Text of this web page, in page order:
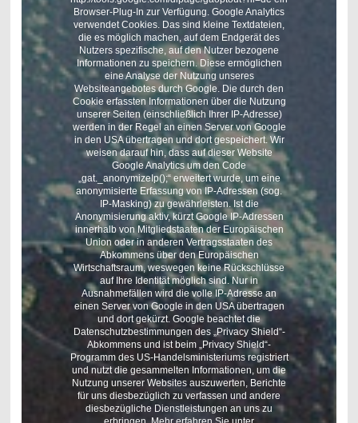
Browser-Plug-In zur Verfügung. Google Analytics
verwendet Cookies. Das sind kleine Textdateien,
die es möglich machen, auf dem Endgerät des
Nutzers spezifische, auf den Nutzer bezogene
Informationen zu speichern. Diese ermöglichen
eine Analyse der Nutzung unseres
Websiteangebotes durch Google. Die durch den
Cookie erfassten Informationen über die Nutzung
unserer Seiten (einschließlich Ihrer IP-Adresse)
werden in der Regel an einen Server von Google
in den USA übertragen und dort gespeichert. Wir
weisen darauf hin, dass auf dieser Website
Google Analytics um den Code
„gat._anonymizeIp();“ erweitert wurde, um eine
anonymisierte Erfassung von IP-Adressen (sog.
IP-Masking) zu gewährleisten. Ist die
Anonymisierung aktiv, kürzt Google IP-Adressen
innerhalb von Mitgliedstaaten der Europäischen
Union oder in anderen Vertragsstaaten des
Abkommens über den Europäischen
Wirtschaftsraum, weswegen keine Rückschlüsse
auf Ihre Identität möglich sind. Nur in
Ausnahmefällen wird die volle IP-Adresse an
einen Server von Google in den USA übertragen
und dort gekürzt. Google beachtet die
Datenschutzbestimmungen des „Privacy Shield“-
Abkommens und ist beim „Privacy Shield“-
Programm des US-Handelsministeriums registriert
und nutzt die gesammelten Informationen, um die
Nutzung unserer Websites auszuwerten, Berichte
für uns diesbezüglich zu verfassen und andere
diesbezügliche Dienstleistungen an uns zu